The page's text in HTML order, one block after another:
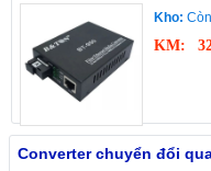
Kho:
KM:
Converter chuyển đổi